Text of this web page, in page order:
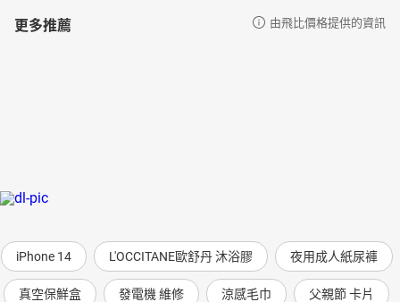
更多推薦 由飛比價格提供的資訊
iPhone 14 L'OCCITANE歐舒丹 沐浴膠 夜用成人紙尿褲
真空保鮮盒 發電機 維修 涼感毛巾 父親節 卡片